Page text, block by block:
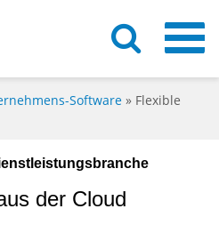
Software » Flexible
der Cloud